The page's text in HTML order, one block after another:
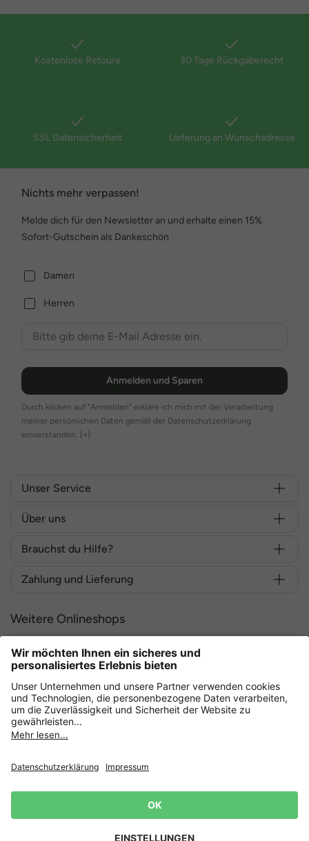
Kostenlose Retoure 30 Tage Rückgaberecht
SSL Datensicherheit Lieferung an Wunschadresse
Nichts mehr verpassen!
Melde dich für den Newsletter an und erhalte einen 15%
Sofort-Gutschein als Dankeschön
Damen
Herren
Anmelden und Sparen
Durch klicken auf "Anmelden" erkläre ich mich mit der Verarbeitung
meiner persönlichen Daten gemäß der Datenschutzerklärung
einverstanden. [+]
Unser Service
Über uns
Brauchst du Hilfe?
Zahlung und Lieferung
Weitere Onlineshops
Deutschland
Sicher einkaufen mit
AGB
Lieferbedingungen
Impressum Cookie Einstellungen